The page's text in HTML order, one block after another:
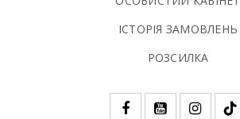
ІСТОРІЯ ЗАМОВЛЕНЬ
РОЗСИЛКА